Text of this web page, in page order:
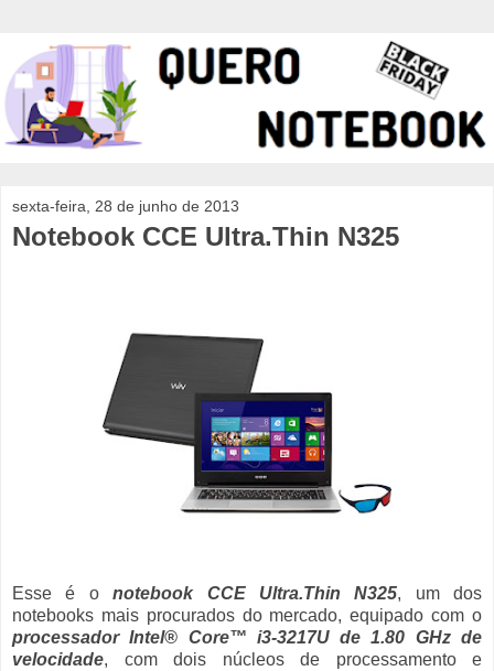
sexta-feira, 28 de junho de 2013
Notebook CCE Ultra.Thin N325
Esse é onotebook CCE Ultra.Thin N325, um dos
notebooks mais procurados do mercado, equipado com o
processador Intel® Core™ i3-3217U de 1.80 GHz de
velocidade, com dois núcleos de processamento e